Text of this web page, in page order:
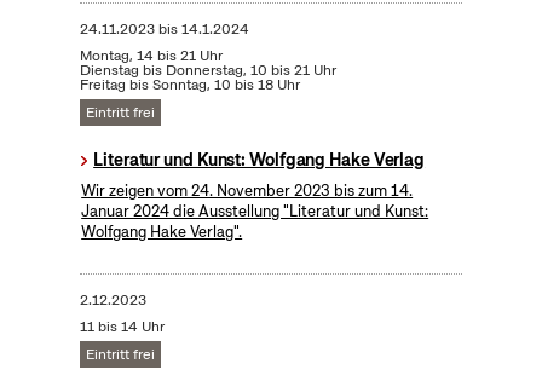
24.11.2023bis14.1.2024
Montag, 14 bis 21 Uhr
Dienstag bis Donnerstag, 10 bis 21 Uhr
Freitag bis Sonntag, 10 bis 18 Uhr
Eintritt frei
Literatur und Kunst: Wolfgang Hake Verlag
Wir zeigen vom 24. November 2023 bis zum 14.
Januar 2024 die Ausstellung "Literatur und Kunst:
Wolfgang Hake Verlag".
2.12.2023
11 bis 14 Uhr
Eintritt frei